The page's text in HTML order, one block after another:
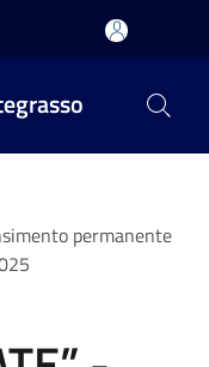
permanente